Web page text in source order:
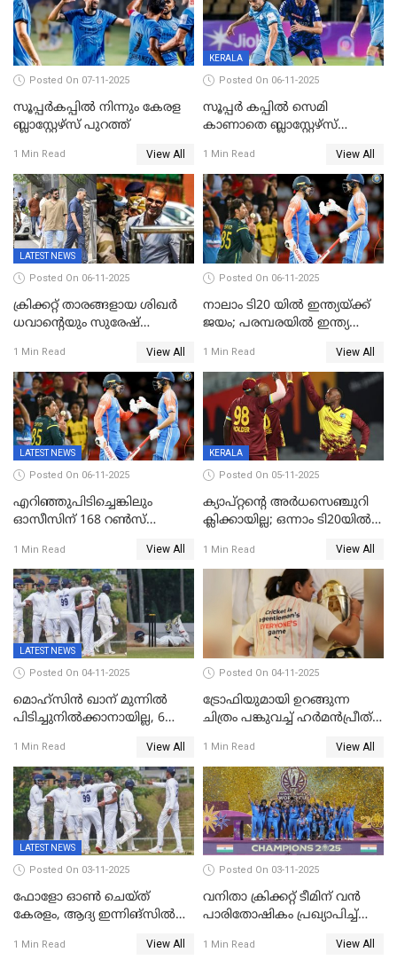
Posted On 07-11-2025
സൂപ്പര്‍കപ്പില്‍ നിന്നും കേരള
ബ്ലാസ്റ്റേഴ്‌സ് പുറത്ത്
1 Min Read View All
KERALA
Posted On 06-11-2025
സൂപ്പർ കപ്പിൽ സെമി
കാണാതെ ബ്ലാസ്റ്റേഴ്സ്
1 Min Read View All
LATEST NEWS
Posted On 06-11-2025
ക്രിക്കറ്റ് താരങ്ങളായ ശിഖർ
ധവാന്‍റെയും സുരേഷ്
കണ്ടുകെട്ടി
1 Min Read View All
Posted On 06-11-2025
നാലാം ടി20 യില്‍ ഇന്ത്യയ്ക്ക്
ജയം; പരമ്പരയിൽ ഇന്ത്യ
1 Min Read View All
LATEST NEWS
Posted On 06-11-2025
എറിഞ്ഞുപിടിച്ചെങ്കിലും
ഓസീസിന് 168 റൺസ്
1 Min Read View All
KERALA
Posted On 05-11-2025
ക്യാപ്റ്റന്റെ അർധസെഞ്ചുറി
ക്ലിക്കായില്ല; ഒന്നാം ടി20യിൽ
വിൻഡീസിന് ജയം
1 Min Read View All
LATEST NEWS
Posted On 04-11-2025
മൊഹ്സിൻ ഖാന് മുന്നിൽ
പിടിച്ചുനിൽക്കാനായില്ല, 6
കേരളത്തിന് ഇന്നിംഗ്സ്
തോല്‍വി
1 Min Read View All
Posted On 04-11-2025
ട്രോഫിയുമായി ഉറങ്ങുന്ന
ചിത്രം പങ്കുവച്ച് ഹര്‍മന്‍പ്രീത്
1 Min Read View All
LATEST NEWS
Posted On 03-11-2025
ഫോളോ ഓൺ ചെയ്ത്
കേരളം, ആദ്യ ഇന്നിങ്സിൽ
രഞ്ജിയിൽ കർണാടകയ്ക്ക്
1 Min Read View All
Posted On 03-11-2025
വനിതാ ക്രിക്കറ്റ് ടീമിന് വൻ
പാരിതോഷികം പ്രഖ്യാപിച്ച്
1 Min Read View All